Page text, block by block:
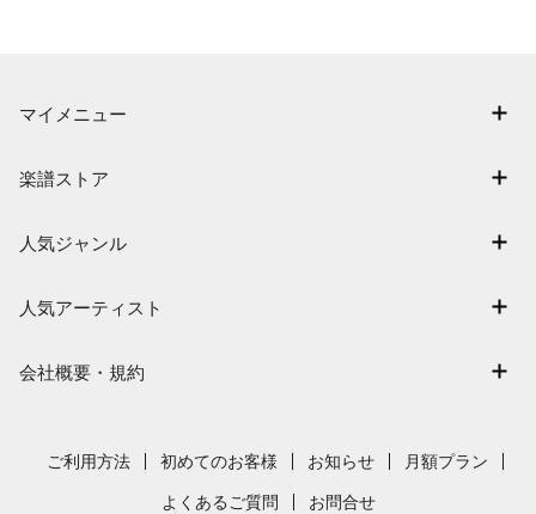
マイメニュー
退会はこちら
楽譜ストア
難易度別に探す
まもなく配信
人気ジャンル
保育
発表会
人気アーティスト
新沢としひこ
会社概要・規約
採用情報
ご利用方法 初めてのお客様 お知らせ 月額プラン
よくあるご質問 お問合せ